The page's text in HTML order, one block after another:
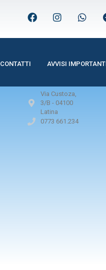
CONTATTI AVVISI
Via Custoza,
3/B - 04100
Latina
0773 661.234